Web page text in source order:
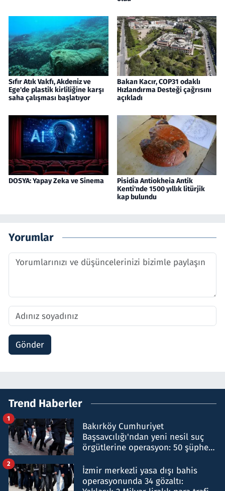
Sıfır Atık Vakfı, Akdeniz ve
Ege'de plastik kirliliğine karşı
saha çalışması başlatıyor
Bakan Kacır, COP31 odaklı
Hızlandırma Desteği çağrısını
açıkladı
DOSYA: Yapay Zeka ve Sinema
Pisidia Antiokheia Antik
Kenti'nde 1500 yıllık litürjik
kap bulundu
Yorumlar
Gönder
Trend Haberler
Bakırköy Cumhuriyet
Başsavcılığı'ndan yeni nesil suç
örgütlerine operasyon: 50 şüpheli
1
İzmir merkezli yasa dışı bahis
operasyonunda 34 gözaltı:
2